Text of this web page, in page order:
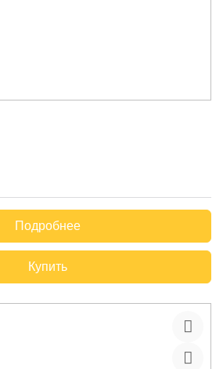
Подробнее
Купить